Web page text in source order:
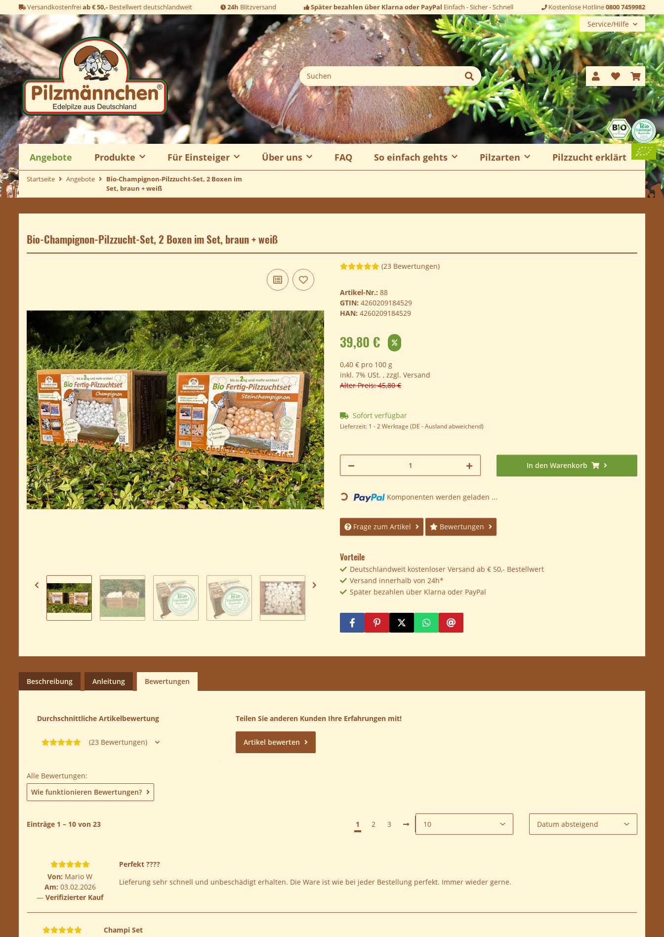
Versandkostenfreiab € 50,- Bestellwert deutschlandweit 24h Blitzversand Später bezahlen über Klarna oder PayPal Einfach - Sicher - Schnell Kostenlose Hotline0800 7459982
Service/Hilfe
Angebote Produkte Für Einsteiger Über uns FAQ So einfach gehts Pilzarten Pilzzucht erklärt
Startseite Angebote
Bio-Champignon-Pilzzucht-Set, 2 Boxen im
Set, braun + weiß
Bio-Champignon-Pilzzucht-Set, 2 Boxen im Set, braun + weiß
(23 Bewertungen)
Artikel-Nr.: 88
GTIN: 4260209184529
HAN: 4260209184529
39,80 €
0,40 € pro 100 g
inkl. 7% USt. , zzgl. Versand
Alter Preis: 45,80 €
Sofort verfügbar
Lieferzeit: 1 - 2 Werktage (DE - Ausland abweichend)
In den Warenkorb
Loading... Komponenten werden geladen ...
Frage zum Artikel Bewertungen
Vorteile
Deutschlandweit kostenloser Versand ab € 50,- Bestellwert
Versand innerhalb von 24h*
Später bezahlen über Klarna oder PayPal
Beschreibung Anleitung Bewertungen
Durchschnittliche Artikelbewertung
(23 Bewertungen)
Teilen Sie anderen Kunden Ihre Erfahrungen mit!
Artikel bewerten
Alle Bewertungen:
Wie funktionieren Bewertungen?
Einträge 1 – 10 von 23 1 2 3
Von: Mario W
Am: 03.02.2026
Verifizierter Kauf
Perfekt ????
Lieferung sehr schnell und unbeschädigt erhalten. Die Ware ist wie bei jeder Bestellung perfekt. Immer wieder gerne.
Champi Set